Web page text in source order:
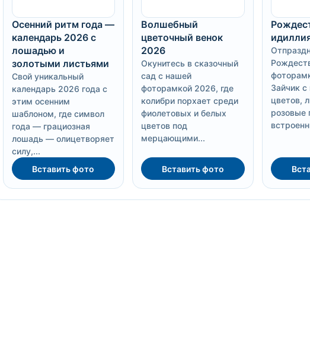
Осенний ритм года —
календарь 2026 с
лошадью и
золотыми листьями
Свой уникальный
календарь 2026 года с
этим осенним
шаблоном, где символ
года — грациозная
лошадь — олицетворяет
силу,...
Вставить фото
Волшебный
цветочный венок
2026
Окунитесь в сказочный
сад с нашей
фоторамкой 2026, где
колибри порхает среди
фиолетовых и белых
цветов под
мерцающими...
Вставить фото
Зайчик с
цветов,
розовые